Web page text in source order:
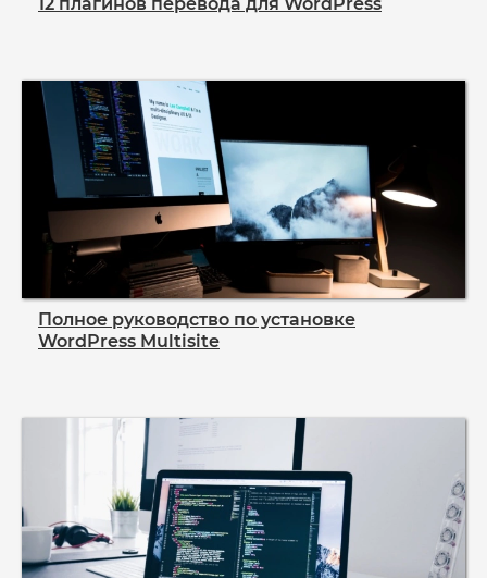
Полное руководство по установке
WordPress Multisite